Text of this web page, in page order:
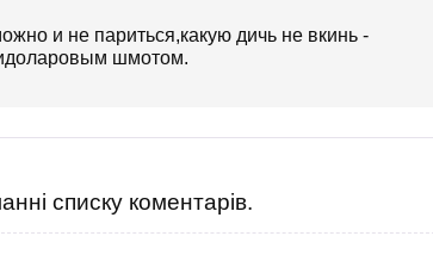
и не париться,какую дичь не вкинь -
шмотом.
списку коментарів.